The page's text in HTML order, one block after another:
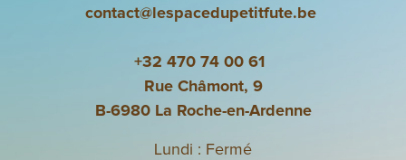
contact@lespacedupetitfute.be
+32 470 74 00 61
Rue Châmont, 9
B-6980 La Roche-en-Ardenne
Lundi : Fermé